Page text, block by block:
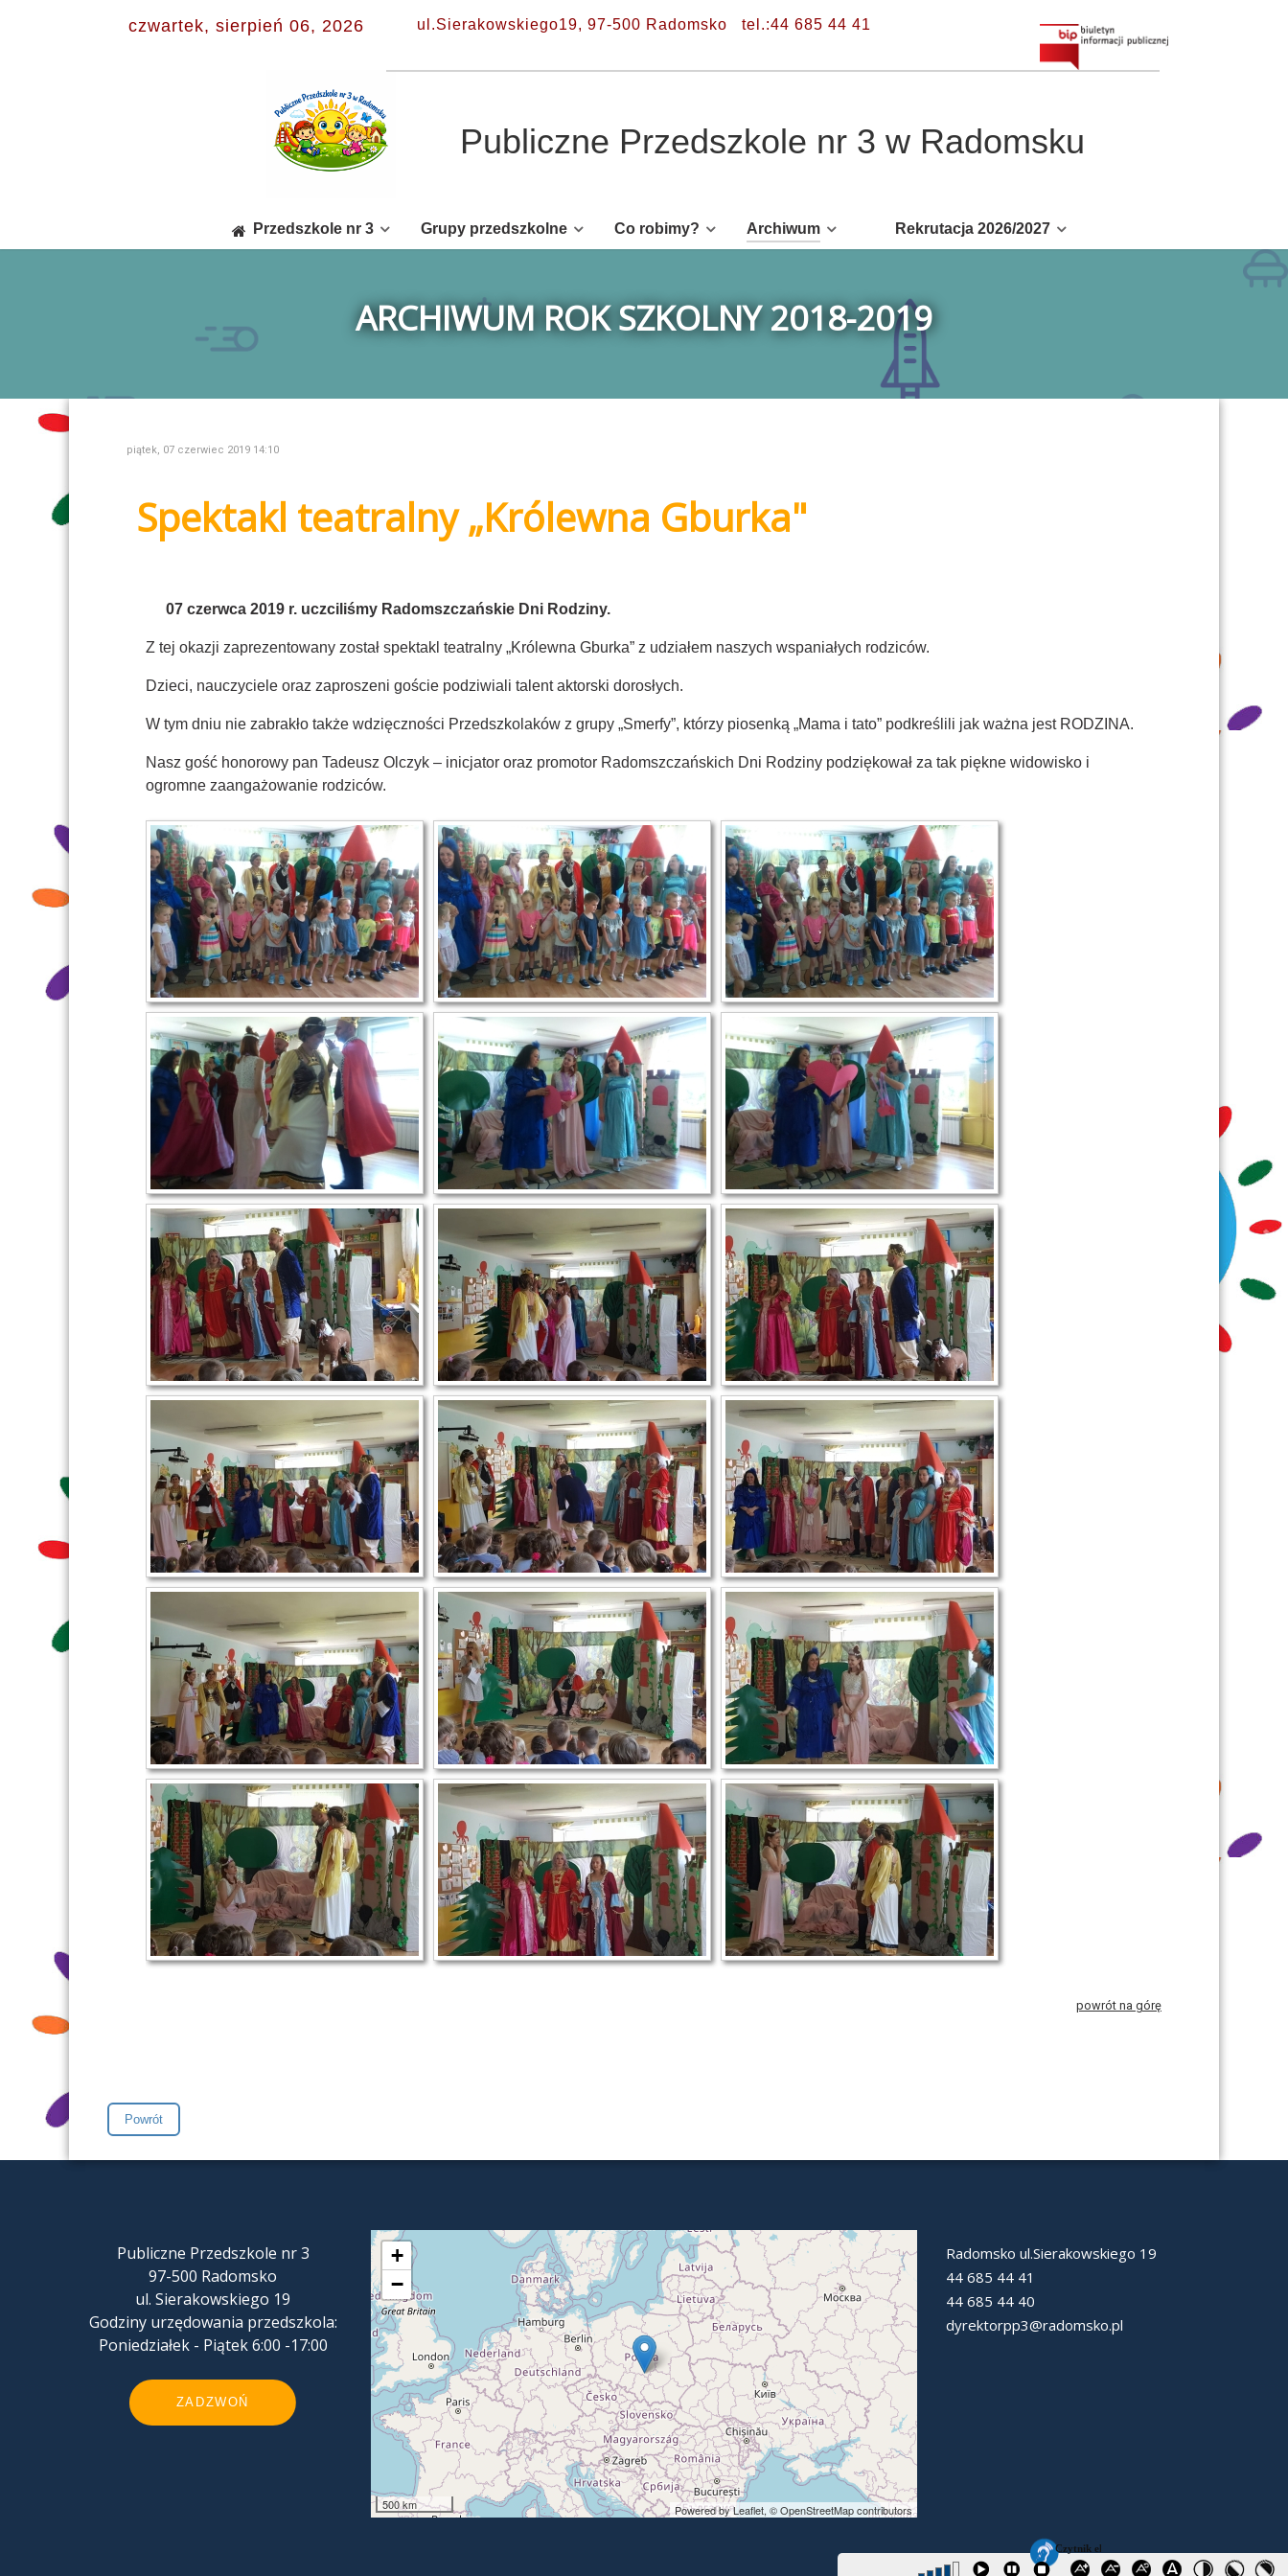
czwartek, sierpień 06, 2026 ul.Sierakowskiego19, 97-500 Radomsko tel.:44 685 44 41
Publiczne Przedszkole nr 3 w Radomsku
Przedszkole nr 3 Grupy przedszkolne Co robimy? Archiwum Rekrutacja 2026/2027
ARCHIWUM ROK SZKOLNY 2018-2019
piątek, 07 czerwiec 2019 14:10
Spektakl teatralny „Królewna Gburka"
07 czerwca 2019 r. uczciliśmy Radomszczańskie Dni Rodziny.
Z tej okazji zaprezentowany został spektakl teatralny „Królewna Gburka” z udziałem naszych wspaniałych rodziców.
Dzieci, nauczyciele oraz zaproszeni goście podziwiali talent aktorski dorosłych.
W tym dniu nie zabrakło także wdzięczności Przedszkolaków z grupy „Smerfy”, którzy piosenką „Mama i tato” podkreślili jak ważna jest RODZINA.
Nasz gość honorowy pan Tadeusz Olczyk – inicjator oraz promotor Radomszczańskich Dni Rodziny podziękował za tak piękne widowisko i
ogromne zaangażowanie rodziców.
powrót na górę
Publiczne Przedszkole nr 3
97-500 Radomsko
ul. Sierakowskiego 19
Godziny urzędowania przedszkola:
Poniedziałek - Piątek 6:00 -17:00
ZADZWOŃ
+
−
500 km Powered by Leaflet, © OpenStreetMap contributors
Radomsko ul.Sierakowskiego 19
44 685 44 41
44 685 44 40
dyrektorpp3@radomsko.pl